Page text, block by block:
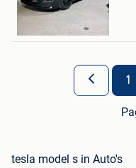
Mc + AR
1
tesla model s in Auto's